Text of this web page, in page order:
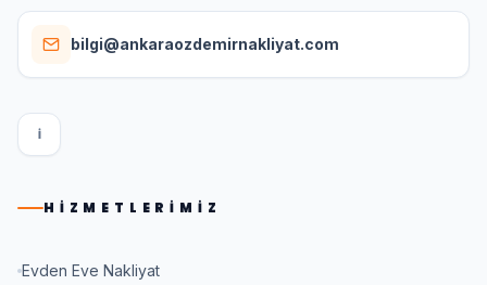
bilgi@ankaraozdemirnakliyat.com
I
HIZMETLERIMIZ
Evden Eve Nakliyat